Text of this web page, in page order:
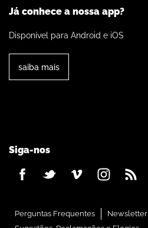
Já conhece a nossa app?
Disponível para Android e iOS
saiba mais
Siga-nos
Perguntas Frequentes
Newsletter